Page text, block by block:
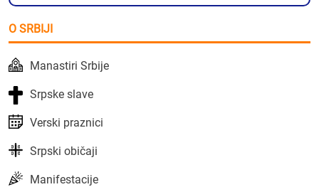
O SRBIJI
Manastiri Srbije
Srpske slave
Verski praznici
Srpski običaji
Manifestacije